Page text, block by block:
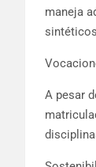
maneja
A pesar